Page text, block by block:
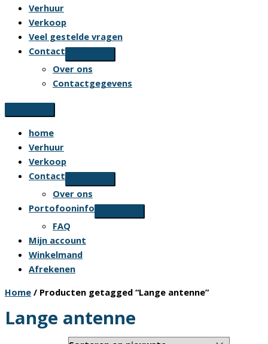
Verhuur
Verkoop
Veel gestelde vragen
Contact
Over ons
Contactgegevens
home
Verhuur
Verkoop
Contact
Over ons
Portofooninfo
FAQ
Mijn account
Winkelmand
Afrekenen
Home / Producten getagged “Lange antenne”
Lange antenne